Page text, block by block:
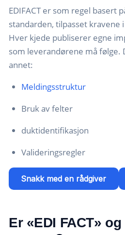
EDIFACT er som regel basert
standarden, tilpasset kravene
Hver kjede publiserer egne
som leverandørene må følge.
annet:
Meldingsstruktur
Bruk av felter
duktidentifikasjon
Valideringsregler
Snakk med en rådgiver
Er «EDI FACT»